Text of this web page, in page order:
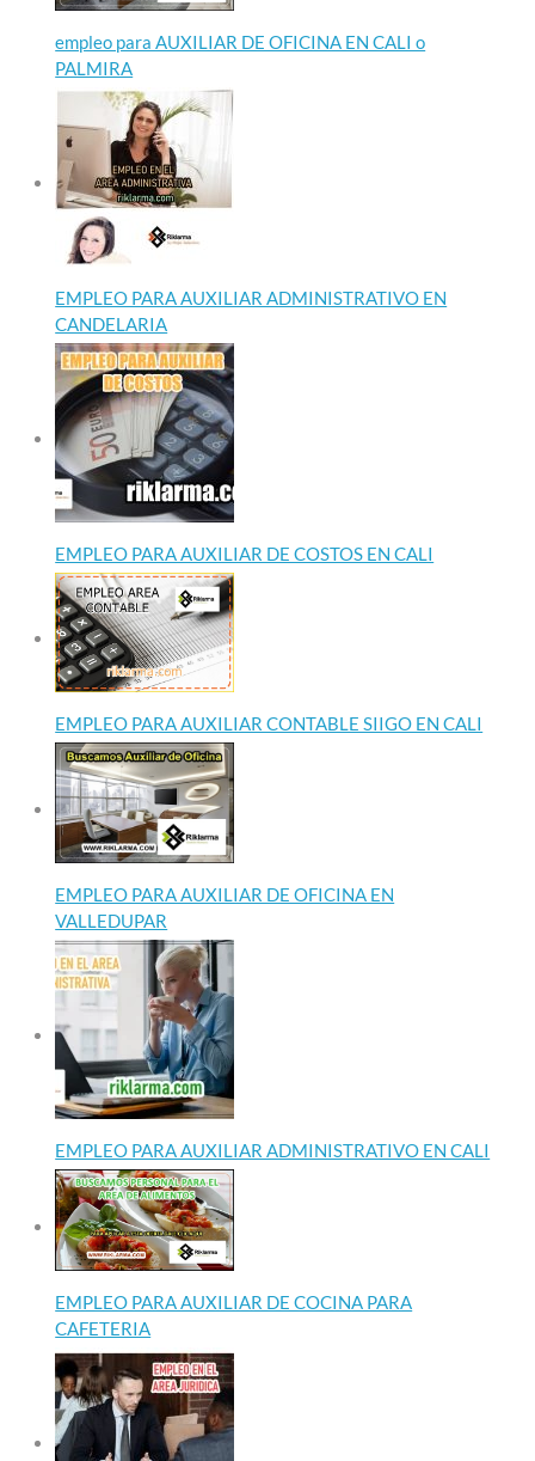
empleo para AUXILIAR DE OFICINA EN CALI o
PALMIRA
EMPLEO PARA AUXILIAR ADMINISTRATIVO EN
CANDELARIA
EMPLEO PARA AUXILIAR DE COSTOS EN CALI
EMPLEO PARA AUXILIAR CONTABLE SIIGO EN CALI
EMPLEO PARA AUXILIAR DE OFICINA EN
VALLEDUPAR
EMPLEO PARA AUXILIAR ADMINISTRATIVO EN CALI
EMPLEO PARA AUXILIAR DE COCINA PARA
CAFETERIA